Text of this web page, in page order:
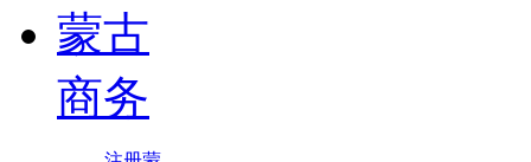
蒙古
商务